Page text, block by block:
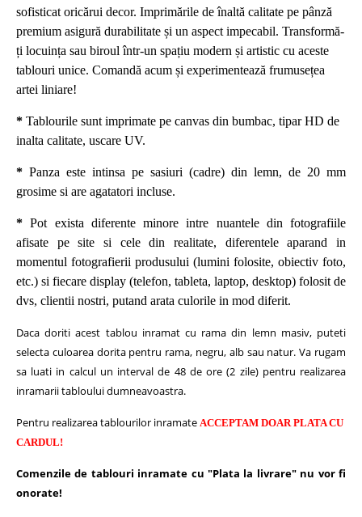
sofisticat oricărui decor. Imprimările de înaltă calitate pe pânză
premium asigură durabilitate și un aspect impecabil. Transformă-
ți locuința sau biroul într-un spațiu modern și artistic cu aceste
tablouri unice. Comandă acum și experimentează frumusețea
artei liniare!
* Tablourile sunt imprimate pe canvas din bumbac, tipar HD de
inalta calitate, uscare UV.
* Panza este intinsa pe sasiuri (cadre) din lemn, de 20 mm
grosime si are agatatori incluse.
*Pot exista diferente minore intre nuantele din fotografiile
afisate pe site si cele din realitate, diferentele aparand in
momentul fotografierii produsului (lumini folosite, obiectiv foto,
etc.) si fiecare display (telefon, tableta, laptop, desktop) folosit de
dvs, clientii nostri, putand arata culorile in mod diferit.
Daca doriti acest tablou inramat cu rama din lemn masiv, puteti
selecta culoarea dorita pentru rama, negru, alb sau natur. Va rugam
sa luati in calcul un interval de 48 de ore (2 zile) pentru realizarea
inramarii tabloului dumneavoastra.
Pentru realizarea tablourilor inramate ACCEPTAM DOAR PLATA CU
CARDUL!
Comenzile de tablouri inramate cu "Plata la livrare" nu vor fi
onorate!